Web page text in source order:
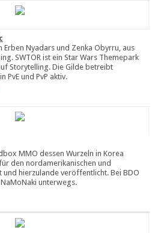
Erben Nyadars und Zenka Obyrru, aus
SWTOR ist ein Star Wars Themepark
Storytelling. Die Gilde betreibt
PvE und PvP aktiv.
MMO dessen Wurzeln in Korea
den nordamerikanischen und
hierzulande veröffentlicht. Bei BDO
NaMoNaki unterwegs.